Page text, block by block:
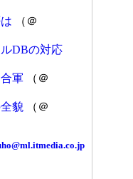
（＠
DBの対応
軍 （＠
貌 （＠